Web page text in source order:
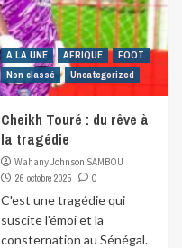
A LA UNE AFRIQUE
FOOT
Non classé
Uncategorized
Cheikh Touré : du rêve à
la tragédie
Wahany Johnson SAMBOU
26 octobre 2025
0
C'est une tragédie qui
suscite l'émoi et la
consternation au Sénégal.